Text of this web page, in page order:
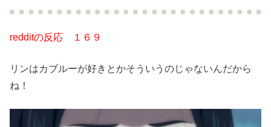
redditの反応 １６９
リンはカブルーが好きとかそういうのじゃないんだから
ね！